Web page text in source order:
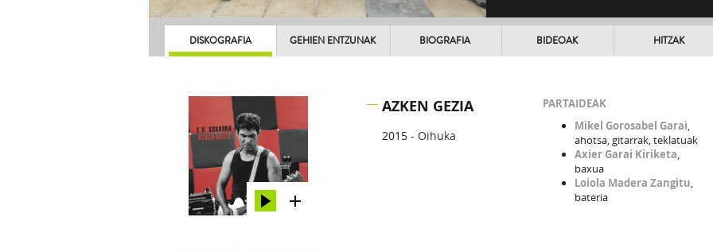
DISKOGRAFIA GEHIEN ENTZUNAK BIOGRAFIA BIDEOAK HITZAK
AZKEN GEZIA
2015 - Oihuka
PARTAIDEAK
Mikel Gorosabel Garai,
ahotsa, gitarrak, teklatuak
Axier Garai Kiriketa,
baxua
Loiola Madera Zangitu,
bateria